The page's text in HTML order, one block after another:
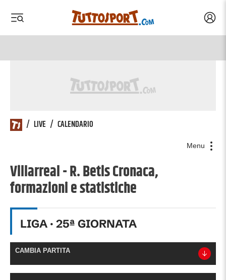
/ LIVE / CALENDARIO
Menu
Villarreal - R. Betis Cronaca,
formazioni e statistiche
LIGA · 25ª GIORNATA
CAMBIA PARTITA